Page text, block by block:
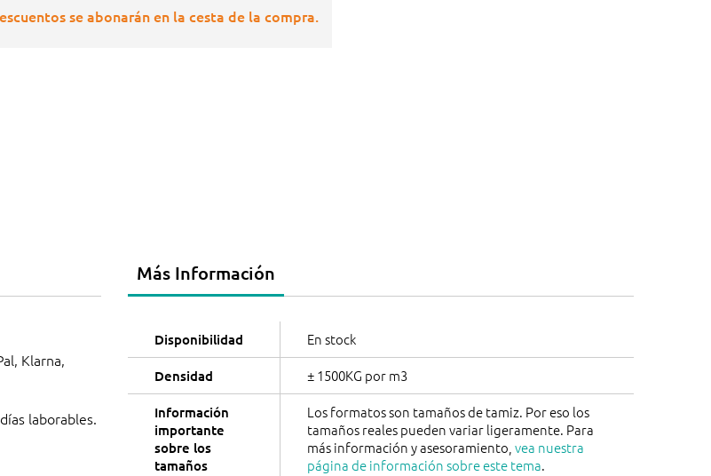
se abonarán en la cesta de la compra.
Klarna,
laborables.
Más Información
Disponibilidad En stock
Densidad ± 1500KG por m3
Información
importante
sobre los
tamaños
Los formatos son tamaños de tamiz. Por eso los
tamaños reales pueden variar ligeramente. Para
más información y asesoramiento,vea nuestra
página de información sobre este tema.